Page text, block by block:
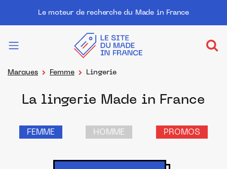
Le moteur de recherche du Made in France
Marques Femme Lingerie
La lingerie Made in France
FEMME HOMME PROMOS